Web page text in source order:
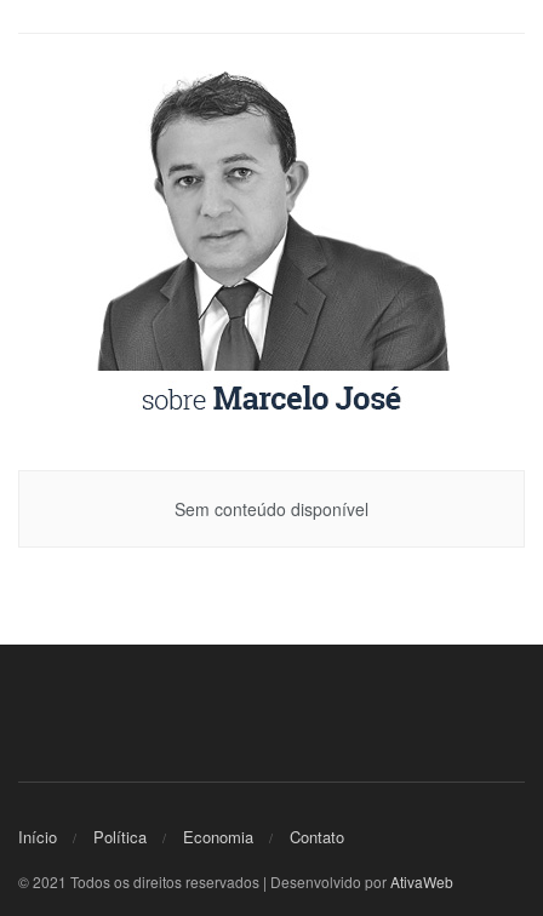
Sem conteúdo disponível
Início Política Economia Contato
© 2021 Todos os direitos reservados | Desenvolvido porAtivaWeb